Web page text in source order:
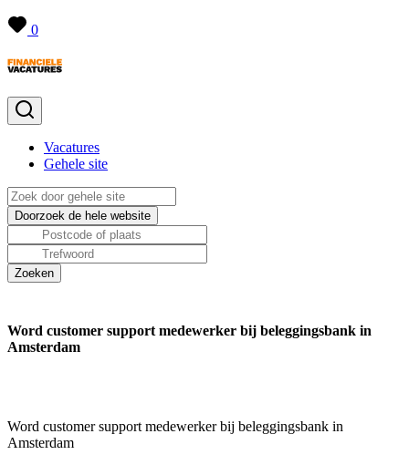
0
Vacatures
Gehele site
Word customer support medewerker bij beleggingsbank in
Amsterdam
Word customer support medewerker bij beleggingsbank in
Amsterdam